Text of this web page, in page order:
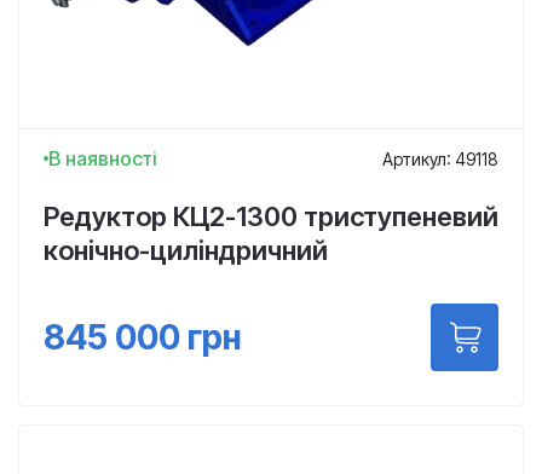
В наявності Артикул: 49118
Редуктор КЦ2-1300 триступеневий
конічно-циліндричний
845 000 грн